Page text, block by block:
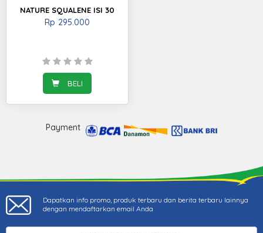
BELI
NATURE SQUALENE ISI 30
Rp 295.000
Payment
Dapatkan info promo, produk terbaru dan berita terbaru lainnya
dengan mendaftarkan email Anda